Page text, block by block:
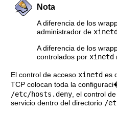
Nota
A diferencia de los
administrador de
A diferencia de los
controlados por xinetd
El control de acceso xinetd es
TCP colocan toda la
/etc/hosts.deny , el control
servicio dentro del directorio /